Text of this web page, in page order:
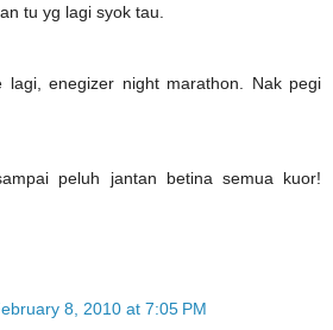
tu yg lagi syok tau.
lagi, enegizer night marathon. Nak pegi
peluh jantan betina semua kuor!
8, 2010 at 7:05 PM